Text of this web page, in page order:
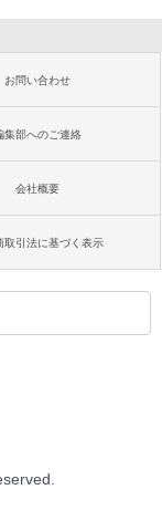
お問い合わせ
集部へのご連絡
会社概要
取引法に基づく表示